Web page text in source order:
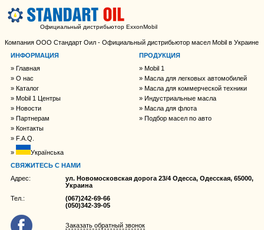
Официальный дистрибьютор ExxonMobil
Компания ООО Стандарт Оил - Официальный дистрибьютор масел Mobil в Украине
ИНФОРМАЦИЯ
Главная
О нас
Каталог
Mobil 1 Центры
Новости
Партнерам
Контакты
F.A.Q.
Українська
ПРОДУКЦИЯ
Mobil 1
Масла для легковых автомобилей
Масла для коммерческой техники
Индустриальные масла
Масла для флота
Подбор масел по авто
СВЯЖИТЕСЬ С НАМИ
Адрес:
ул. Новомосковская дорога 23/4 Одесса, Одесская, 65000,
Украина
Тел.:
(067)242-69-66
(050)342-39-05
Заказать обратный звонок